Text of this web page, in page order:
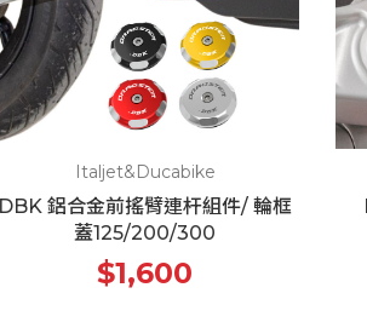
Italjet&Ducabike
DBK 鋁合金前搖臂連杆組件/ 輪框
蓋125/200/300
$1,600